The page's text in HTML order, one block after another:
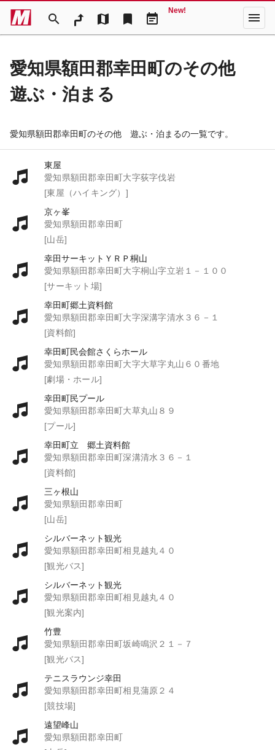
search map bookmark event_note
New! menu
愛知県額田郡幸田町のその他
遊ぶ・泊まる
愛知県額田郡幸田町のその他 遊ぶ・泊まるの一覧です。
東屋
愛知県額田郡幸田町大字荻字伐岩
[東屋（ハイキング）]
京ヶ峯
愛知県額田郡幸田町
[山岳]
幸田サーキットＹＲＰ桐山
愛知県額田郡幸田町大字桐山字立岩１－１００
[サーキット場]
幸田町郷土資料館
愛知県額田郡幸田町大字深溝字清水３６－１
[資料館]
幸田町民会館さくらホール
愛知県額田郡幸田町大字大草字丸山６０番地
[劇場・ホール]
幸田町民プール
愛知県額田郡幸田町大草丸山８９
[プール]
幸田町立 郷土資料館
愛知県額田郡幸田町深溝清水３６－１
[資料館]
三ヶ根山
愛知県額田郡幸田町
[山岳]
シルバーネット観光
愛知県額田郡幸田町相見越丸４０
[観光バス]
シルバーネット観光
愛知県額田郡幸田町相見越丸４０
[観光案内]
竹豊
愛知県額田郡幸田町坂崎鳴沢２１－７
[観光バス]
テニスラウンジ幸田
愛知県額田郡幸田町相見蒲原２４
[競技場]
遠望峰山
愛知県額田郡幸田町